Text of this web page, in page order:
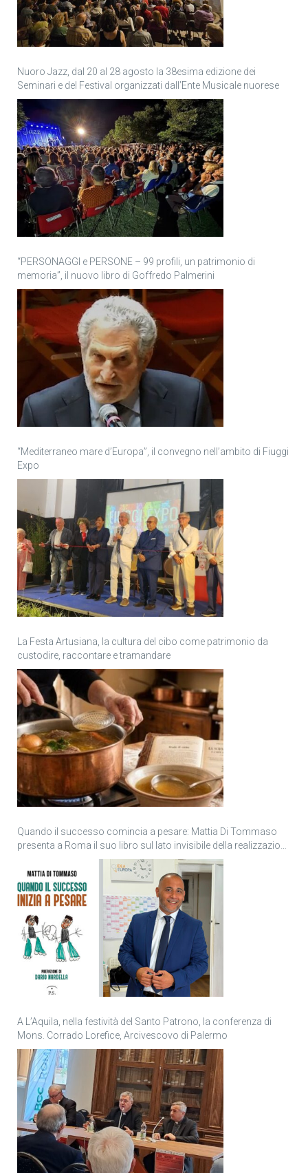
Nuoro Jazz, dal 20 al 28 agosto la 38esima edizione dei
Seminari e del Festival organizzati dall’Ente Musicale nuorese
“PERSONAGGI e PERSONE – 99 profili, un patrimonio di
memoria”, il nuovo libro di Goffredo Palmerini
“Mediterraneo mare d’Europa”, il convegno nell’ambito di Fiuggi
Expo
La Festa Artusiana, la cultura del cibo come patrimonio da
custodire, raccontare e tramandare
Quando il successo comincia a pesare: Mattia Di Tommaso
presenta a Roma il suo libro sul lato invisibile della realizzazione
A L’Aquila, nella festività del Santo Patrono, la conferenza di
Mons. Corrado Lorefice, Arcivescovo di Palermo